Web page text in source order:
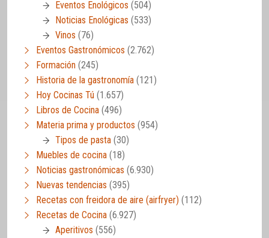
Eventos Enológicos (504)
Noticias Enológicas (533)
Vinos (76)
Eventos Gastronómicos (2.762)
Formación (245)
Historia de la gastronomía (121)
Hoy Cocinas Tú (1.657)
Libros de Cocina (496)
Materia prima y productos (954)
Tipos de pasta (30)
Muebles de cocina (18)
Noticias gastronómicas (6.930)
Nuevas tendencias (395)
Recetas con freidora de aire (airfryer) (112)
Recetas de Cocina (6.927)
Aperitivos (556)